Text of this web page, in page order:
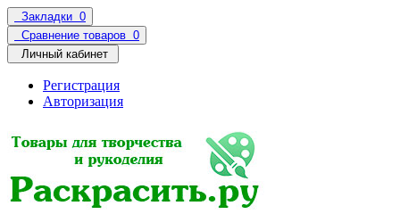
Закладки 0
Сравнение товаров 0
Личный кабинет
Регистрация
Авторизация